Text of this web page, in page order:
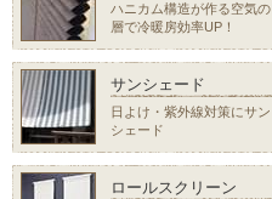
ハニカム構造が作る空気の
層で冷暖房効率UP！
サンシェード
日よけ・紫外線対策にサン
シェード
ロールスクリーン